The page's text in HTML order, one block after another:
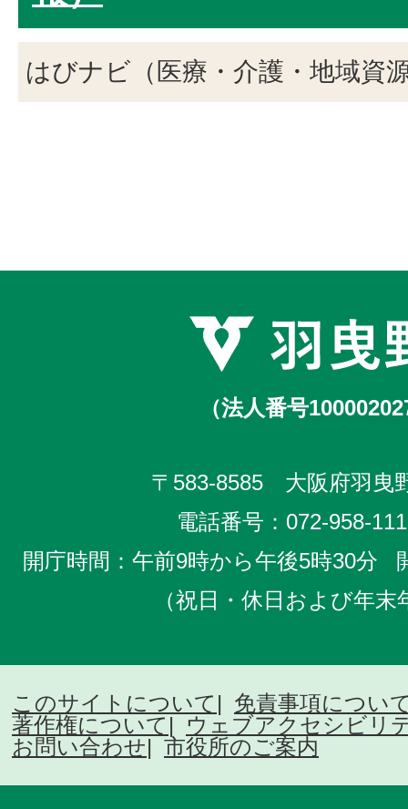
はびナビ（医療・介護・地域資
（法人番号
〒583-8585 大阪府羽曳
電話番号： 072-958-
開庁時間：午前9時から午後5時30分
（祝日・休日および年
このサイトについて
免責事項につい
著作権について
ウェブアクセシビリ
お問い合わせ
市役所のご案内